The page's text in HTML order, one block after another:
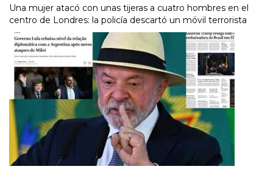
Una mujer atacó con unas tijeras a cuatro hombres en el
centro de Londres: la policía descartó un móvil terrorista